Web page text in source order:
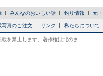
みんなのおいしい話 釣り情報 元
写真のご注文 リンク 私たちについて
を禁止します。著作権は北のま